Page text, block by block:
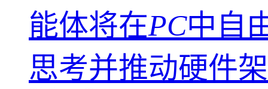
能体将在PC中自
思考并推动硬件